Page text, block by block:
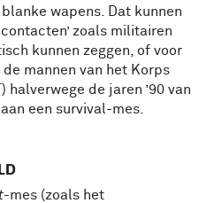
wapens. Dat kunnen
zoals militairen
kunnen zeggen, of voor
mannen van het Korps
halverwege de jaren ’90 van
een survival-mes.
-mes (zoals het